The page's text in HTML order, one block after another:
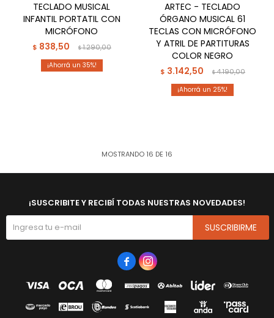
TECLADO MUSICAL
INFANTIL PORTATIL CON
MICRÓFONO
$ 838,50 $1.290,00
35
ARTEC - TECLADO
ÓRGANO MUSICAL 61
TECLAS CON MICRÓFONO
Y ATRIL DE PARTITURAS
COLOR NEGRO
$ 3.142,50 $4.190,00
25
MOSTRANDO 16 DE 16
¡SUSCRIBITE Y RECIBÍ TODAS NUESTRAS NOVEDADES!
SUSCRIBIRME
 